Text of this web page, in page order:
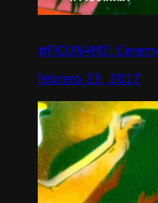
#FICUNAM7:
febrero 23, 2017